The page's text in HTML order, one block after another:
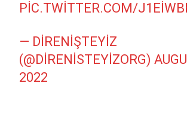
PIC.TWITTER.COM/
— DIRENIŞTEYIZ
(@DIRENISTEYIZORG)
2022